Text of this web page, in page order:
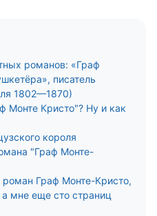
романов: «Граф
писатель
1802—1870)
Монте Кристо"? Ну и как
короля
"Граф Монте-
Граф Монте-Кристо,
а мне еще сто страниц